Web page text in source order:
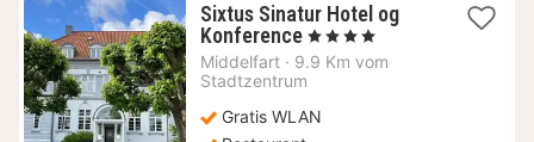
Sixtus Sinatur Hotel og
Konference1
Nacht
ab
€
, 4 Sterne
Middelfart · 9.9 Km vom
Stadtzentrum
Gratis WLAN